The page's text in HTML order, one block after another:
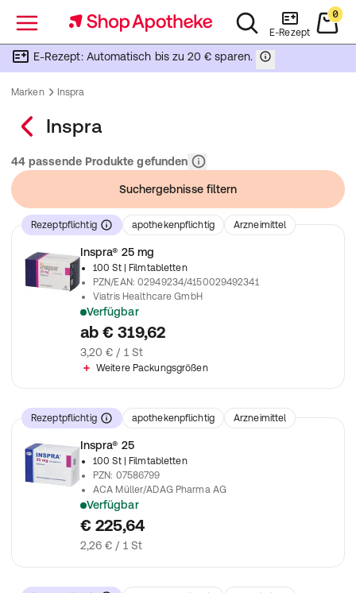
Menü E-Rezept
0
E-Rezept: Automatisch bis zu 20 € sparen.
Marken Inspra
Inspra
44 passende Produkte gefundenRelevanz
Suchergebnisse filtern
Rezeptpflichtig apothekenpflichtig Arzneimittel
Inspra® 25 mg
100 St
| Filmtabletten
PZN/EAN:02949234/4150029492341
Viatris Healthcare GmbH
Verfügbar
verschreibungspflichtiges Arzneimittel
ab € 319,62
3,20 € / 1 St
Weitere Packungsgrößen
Rezeptpflichtig apothekenpflichtig Arzneimittel
Inspra® 25
100 St
| Filmtabletten
PZN: 07586799
ACA Müller/ADAG Pharma AG
Verfügbar
verschreibungspflichtiges Arzneimittel
€ 225,64
2,26 € / 1 St